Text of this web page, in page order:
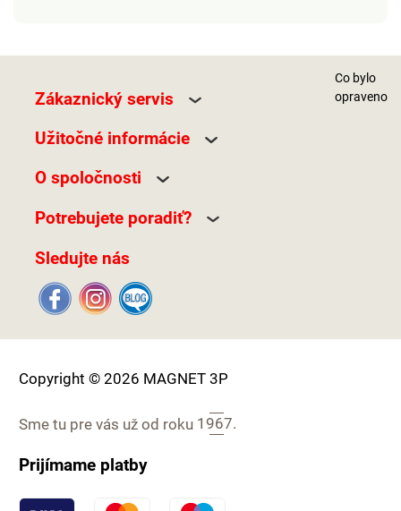
Zákaznický servis
Užitočné informácie
O spoločnosti
Potrebujete poradiť?
Sledujte nás
Co bylo
opraveno
Copyright © 2026 MAGNET 3P
Sme tu pre vás už od roku 1967.
Prijímame platby